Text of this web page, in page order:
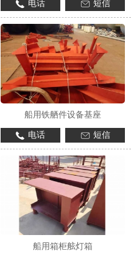
电话 短信
船用铁舾件设备基座
电话 短信
船用箱柜舷灯箱